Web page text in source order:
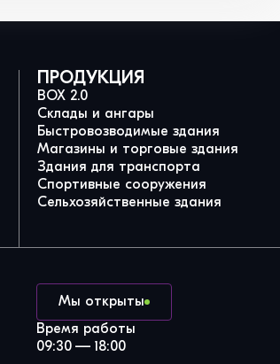
ПРОДУКЦИЯ
BOX 2.0
Склады и ангары
Быстровозводимые здания
Магазины и торговые здания
Здания для транспорта
Спортивные сооружения
Сельхозяйственные здания
Мы открыты
Время работы
09:30 — 18:00